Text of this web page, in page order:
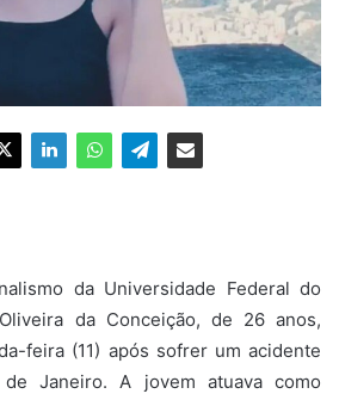
da Universidade Federal do
da Conceição, de 26 anos,
feira (11) após sofrer um acidente
Janeiro. A jovem atuava como